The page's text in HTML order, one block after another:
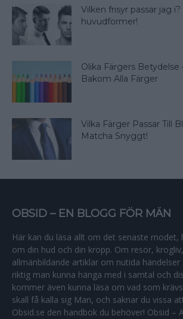
Vilken frisyr passar jag
huvudformer!
Olika Färgers Betydelse
Bakom Alla Färger
Vilka Färger Passar Till
Matcha Snyggt!
OBSID – EN BLOGG FÖR MÄN
Här kan du läsa allt om det senaste modet,
om din hud och din kropp. Om resor,
allmänbildande artiklar om nutida
riktig man kunna hänga med i samtal och
kommer även kunna läsa om vad som
skall få kalla sig Man, och saknar du vissa
Obsid.se den handbok du behöver! Obsid –